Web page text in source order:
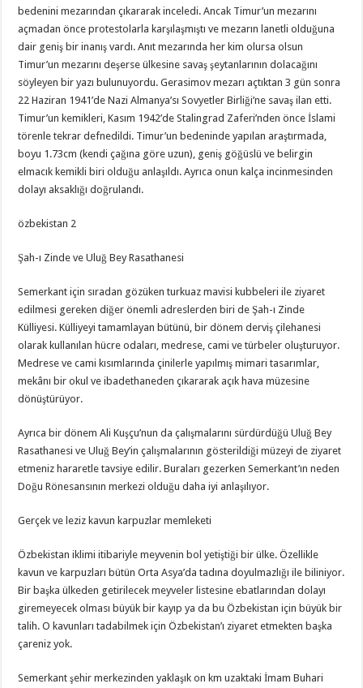
bedenini mezarından çıkararak inceledi. Ancak Timur’un mezarını
açmadan önce protestolarla karşılaşmıştı ve mezarın lanetli olduğuna
dair geniş bir inanış vardı. Anıt mezarında her kim olursa olsun
Timur’un mezarını deşerse ülkesine savaş şeytanlarının dolacağını
söyleyen bir yazı bulunuyordu. Gerasimov mezarı açtıktan 3 gün sonra
22 Haziran 1941’de Nazi Almanya’sı Sovyetler Birliği’ne savaş ilan etti.
Timur’un kemikleri, Kasım 1942’de Stalingrad Zaferi’nden önce İslami
törenle tekrar defnedildi. Timur’un bedeninde yapılan araştırmada,
boyu 1.73cm (kendi çağına göre uzun), geniş göğüslü ve belirgin
elmacık kemikli biri olduğu anlaşıldı. Ayrıca onun kalça incinmesinden
dolayı aksaklığı doğrulandı.
özbekistan 2
Şah-ı Zinde ve Uluğ Bey Rasathanesi
Semerkant için sıradan gözüken turkuaz mavisi kubbeleri ile ziyaret
edilmesi gereken diğer önemli adreslerden biri de Şah-ı Zinde
Külliyesi. Külliyeyi tamamlayan bütünü, bir dönem derviş çilehanesi
olarak kullanılan hücre odaları, medrese, cami ve türbeler oluşturuyor.
Medrese ve cami kısımlarında çinilerle yapılmış mimari tasarımlar,
mekânı bir okul ve ibadethaneden çıkararak açık hava müzesine
dönüştürüyor.
Ayrıca bir dönem Ali Kuşçu’nun da çalışmalarını sürdürdüğü Uluğ Bey
Rasathanesi ve Uluğ Bey’in çalışmalarının gösterildiği müzeyi de ziyaret
etmeniz hararetle tavsiye edilir. Buraları gezerken Semerkant’ın neden
Doğu Rönesansının merkezi olduğu daha iyi anlaşılıyor.
Gerçek ve leziz kavun karpuzlar memleketi
Özbekistan iklimi itibariyle meyvenin bol yetiştiği bir ülke. Özellikle
kavun ve karpuzları bütün Orta Asya’da tadına doyulmazlığı ile biliniyor.
Bir başka ülkeden getirilecek meyveler listesine ebatlarından dolayı
giremeyecek olması büyük bir kayıp ya da bu Özbekistan için büyük bir
talih. O kavunları tadabilmek için Özbekistan’ı ziyaret etmekten başka
çareniz yok.
Semerkant şehir merkezinden yaklaşık on km uzaktaki İmam Buhari